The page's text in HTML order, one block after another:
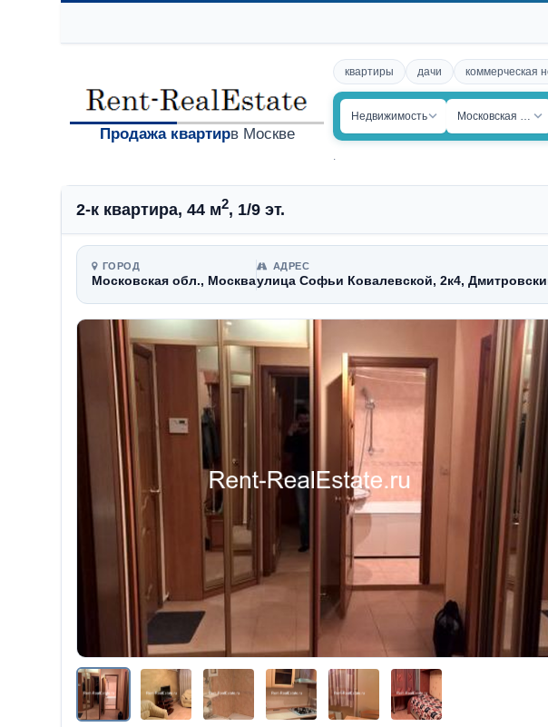
Продажа квартирв Москве
квартиры дачи коммерческая
Недвижимость Московская обл.
.
2-к квартира, 44 м2, 1/9 эт.
ГОРОД
Московская обл., Москва
АДРЕС
улица Софьи Ковалевской, 2к4,